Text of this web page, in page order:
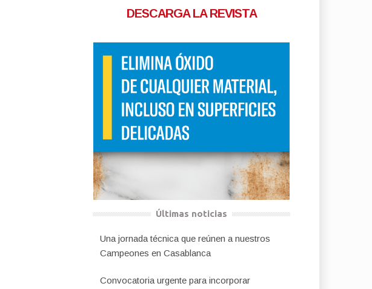
DESCARGA LA REVISTA
Últimas noticias
Una jornada técnica que reúnen a nuestros
Campeones en Casablanca
Convocatoria urgente para incorporar